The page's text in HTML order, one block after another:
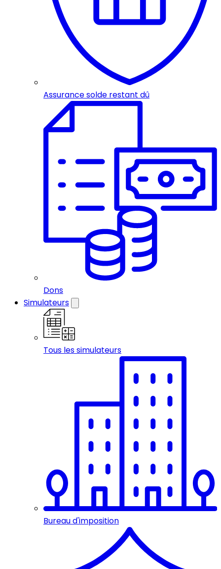
Assurance solde restant dû
Dons
Simulateurs
Tous les simulateurs
Bureau d'imposition